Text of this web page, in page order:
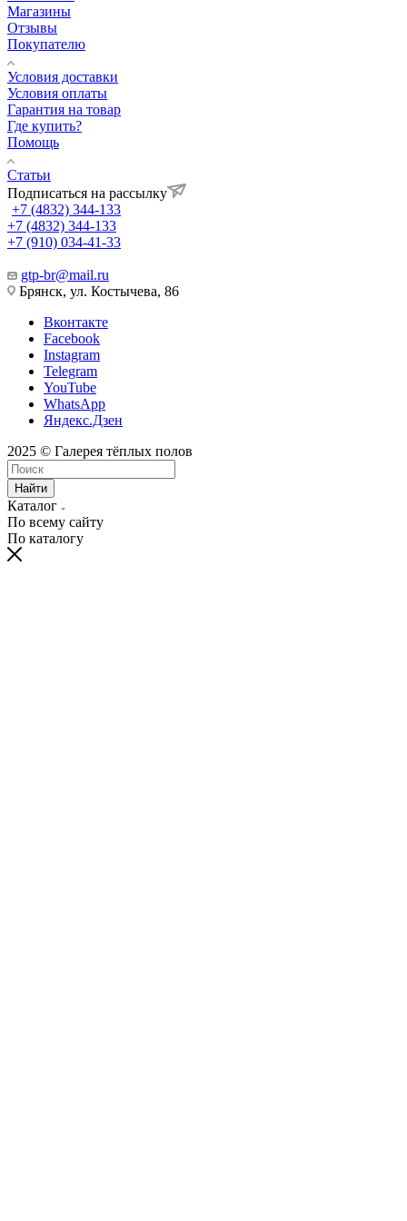
Магазины
Отзывы
Покупателю
Условия доставки
Условия оплаты
Гарантия на товар
Где купить?
Помощь
Статьи
Подписаться на рассылку
+7 (4832) 344-133
+7 (4832) 344-133
+7 (910) 034-41-33
gtp-br@mail.ru
Брянск, ул. Костычева, 86
Вконтакте
Facebook
Instagram
Telegram
YouTube
WhatsApp
Яндекс.Дзен
2025 © Галерея тёплых полов
Найти
Каталог
По всему сайту
По каталогу